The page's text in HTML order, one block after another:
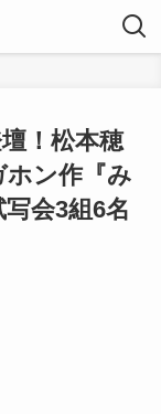
！松本穂
ホン作『み
会3組6名